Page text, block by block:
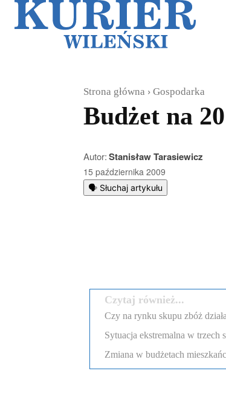
Strona główna Gospodarka
Budżet na
Autor:Stanisław Tarasiewicz
15 października 2009
🗣️ Słuchaj artykułu
Czytaj również...
Czy na rynku skupu zbóż
Sytuacja ekstremalna w trzech
Zmiana w budżetach